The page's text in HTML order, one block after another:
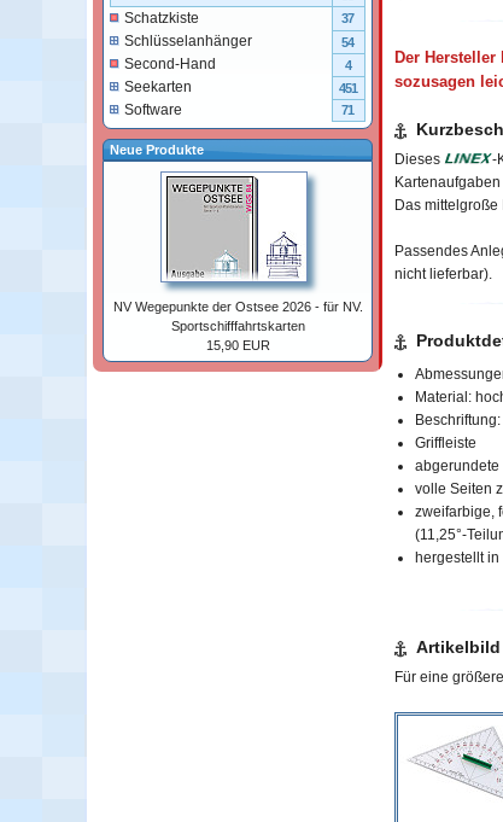
Der
sozusagen
Dieses
-
Das mittelgroße
Passendes
nicht lieferbar).
Material:
Griffleiste
abgerundete
volle Seiten
zweifarbige,
(11,25°-
hergestellt
Artikelbild
Für eine
Schatzkiste 37
Schlüsselanhänger 54
Second-Hand 4
Seekarten 451
Software 71
Neue Produkte
NV Wegepunkte der Ostsee 2026 - für NV.
Sportschifffahrtskarten
15,90 EUR